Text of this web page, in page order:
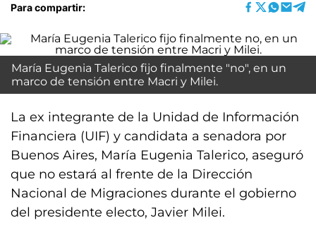
Para compartir:
María Eugenia Talerico fijo finalmente "no", en un
marco de tensión entre Macri y Milei.
La ex integrante de la Unidad de Información
Financiera (UIF) y candidata a senadora por
Buenos Aires, María Eugenia Talerico, aseguró
que no estará al frente de la Dirección
Nacional de Migraciones durante el gobierno
del presidente electo, Javier Milei.